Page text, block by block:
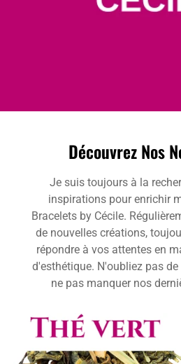
Découvrez Nos
Je suis toujours à la
inspirations pour enrichir
Bracelets by Cécile.
de nouvelles créations,
répondre à vos attentes en
d'esthétique. N'oubliez pas
ne pas manquer nos